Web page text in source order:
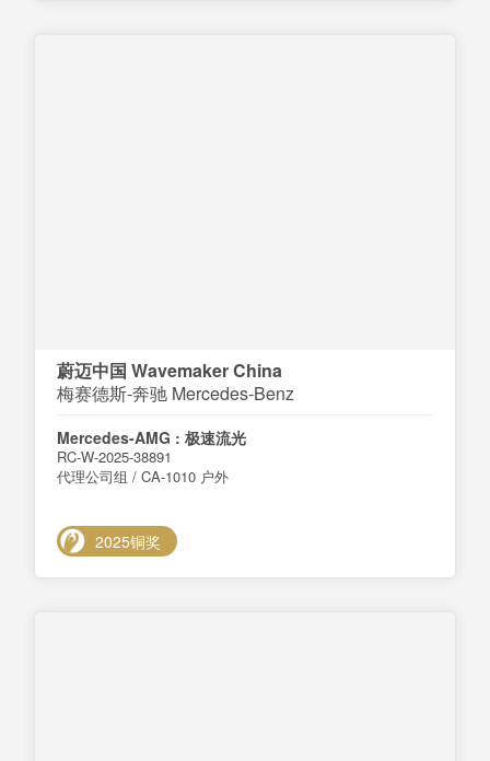
蔚迈中国 Wavemaker China
梅赛德斯-奔驰 Mercedes-Benz
Mercedes-AMG : 极速流光
RC-W-2025-38891
代理公司组 / CA-1010 户外
2025铜奖